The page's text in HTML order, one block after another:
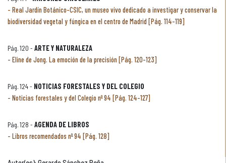
Real Jardín Botánico-CSIC, un museo vivo dedicado a investigar y conservar la
biodiversidad vegetal y fúngica en el centro de Madrid [Pág. 114-119]
Pág. 120 - ARTE Y NATURALEZA
Eline de Jong. La emoción de la precisión [Pág. 120-123]
Pág. 124 - NOTICIAS FORESTALES Y DEL COLEGIO
Noticias forestales y del Colegio nº 94 [Pág. 124-127]
Pág. 128 - AGENDA DE LIBROS
Libros recomendados nº 94 [Pág. 128]